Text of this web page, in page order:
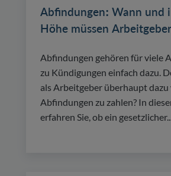
Abfindungen: Wann und
Höhe müssen
Abfindungen gehören für viele
zu Kündigungen einfach dazu.
als Arbeitgeber überhaupt
Abfindungen zu zahlen? In
erfahren Sie, ob ein gesetzlicher...